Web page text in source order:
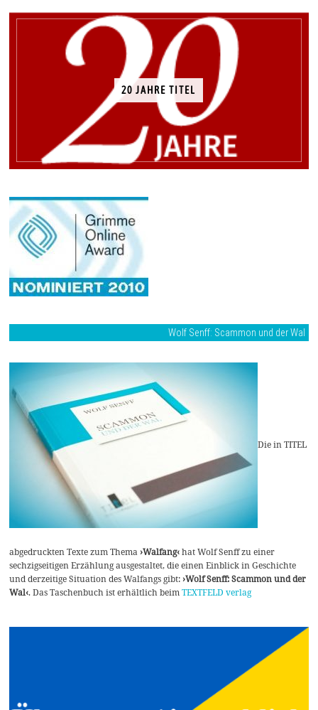
6
20 JAHRE TITEL
Wolf Senff: Scammon und der Wal
Die in TITEL
abgedruckten Texte zum Thema›Walfang‹hat Wolf Senff zu einer
sechzigseitigen Erzählung ausgestaltet, die einen Einblick in Geschichte
und derzeitige Situation des Walfangs gibt:›Wolf Senff: Scammon und der
Wal‹. Das Taschenbuch ist erhältlich beimTEXTFELD verlag